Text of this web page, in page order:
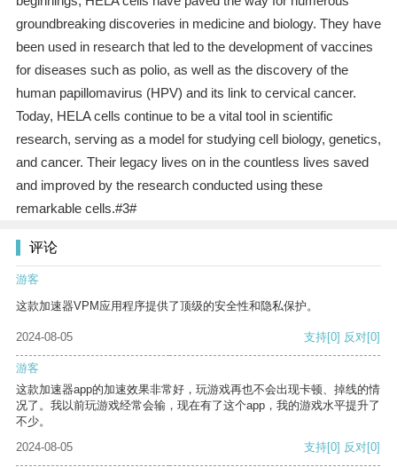
groundbreaking discoveries in medicine and biology. They have
been used in research that led to the development of vaccines
for diseases such as polio, as well as the discovery of the
human papillomavirus (HPV) and its link to cervical cancer.
Today, HELA cells continue to be a vital tool in scientific
research, serving as a model for studying cell biology, genetics,
and cancer. Their legacy lives on in the countless lives saved
and improved by the research conducted using these
remarkable cells.#3#
评论
游客
这款加速器VPM应用程序提供了顶级的安全性和隐私保护。
2024-08-05 支持[0] 反对[0]
游客
这款加速器app的加速效果非常好，玩游戏再也不会出现卡顿、掉线的情
况了。我以前玩游戏经常会输，现在有了这个app，我的游戏水平提升了
不少。
2024-08-05
支持[0] 反对[0]